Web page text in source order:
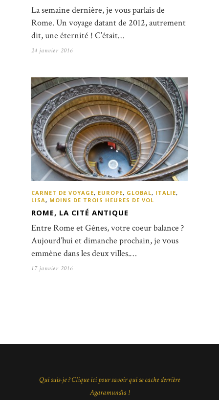
La semaine dernière, je vous parlais de
Rome. Un voyage datant de 2012, autrement
dit, une éternité ! C’était…
24 janvier 2016
CARNET DE VOYAGE, EUROPE, GLOBAL, ITALIE,
LISA, MOINS DE TROIS HEURES DE VOL
ROME, LA CITÉ ANTIQUE
Entre Rome et Gênes, votre coeur balance ?
Aujourd’hui et dimanche prochain, je vous
emmène dans les deux villes.…
17 janvier 2016
Qui suis-je ? Clique ici pour savoir qui se cache derrière
Agaramundia !